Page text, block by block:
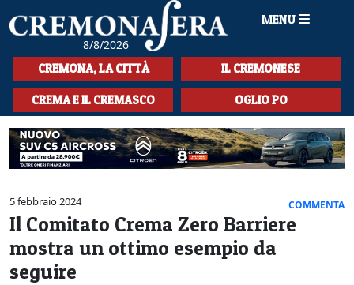
8/8/2026
MENU
HOME
CRONACA
SPORT
LA MUSICA
CULTURA
LA STORIA
SPETTACOLI
CREMONA, LA CITTÀ IL CREMONESE
CREMA E IL CREMASCO OGLIO PO
5 febbraio 2024 COMMENTA
Il Comitato Crema Zero Barriere
mostra un ottimo esempio da
seguire